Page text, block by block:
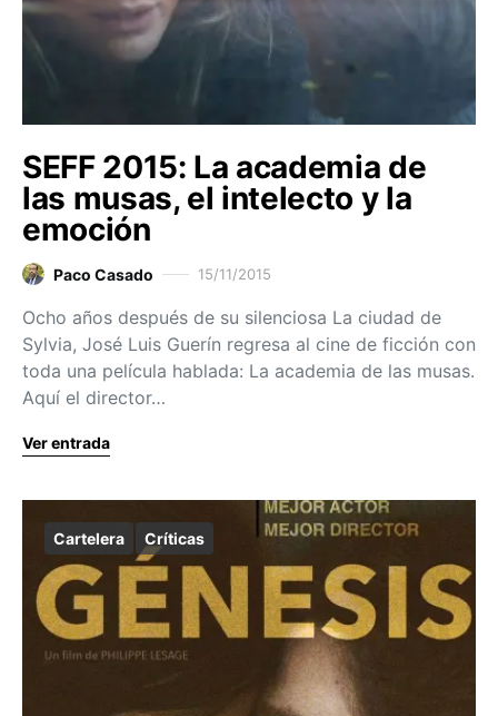
SEFF 2015: La academia de
las musas, el intelecto y la
emoción
Paco Casado 15/11/2015
Ocho años después de su silenciosa La ciudad de
Sylvia, José Luis Guerín regresa al cine de ficción con
toda una película hablada: La academia de las musas.
Aquí el director…
Ver entrada
Cartelera Críticas